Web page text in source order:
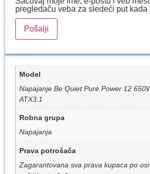
pregledaču veba za sledeći put kada
Model
Napajanje Be Quiet Pure Power 12
ATX3.1
Robna grupa
Napajanja
Prava potrošača
Zagarantovana sva prava kupaca po